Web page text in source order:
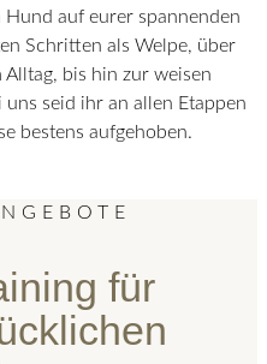
auf eurer spannenden
Schritten als Welpe, über
Alltag, bis hin zur weisen
uns seid ihr an allen Etappen
bestens aufgehoben.
für